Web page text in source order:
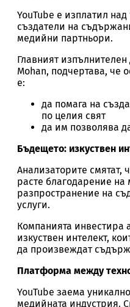
YouTube е изплатил
създатели на
медийни партньори.
Главният
Mohan, подчертава, че
е:
да помага на
по целия свят
да им позволява
Бъдещето: изкуствен
Анализаторите смятат,
расте благодарение
разпространение на
услуги.
Компанията инвестира
изкуствен интелект,
да произвеждат
Платформа между
YouTube заема
медийната индустрия.